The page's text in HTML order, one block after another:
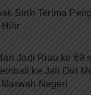
Sirih Terima
Hilir
Jadi Riau ke 69
ke Jati Diri
Negeri